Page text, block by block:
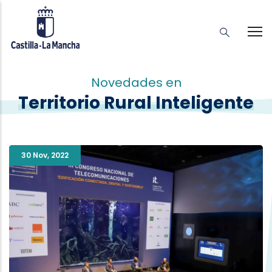
Novedades en
Territorio Rural Inteligente
30 Nov, 2022